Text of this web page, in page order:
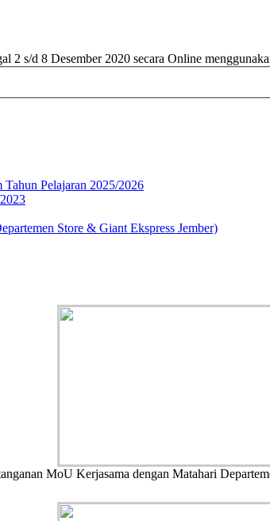
2 s/d 8 Desember 2020 secara Online
Pelajaran 2025/2026
Store & Giant Ekspress Jember)
MoU Kerjasama dengan Matahari